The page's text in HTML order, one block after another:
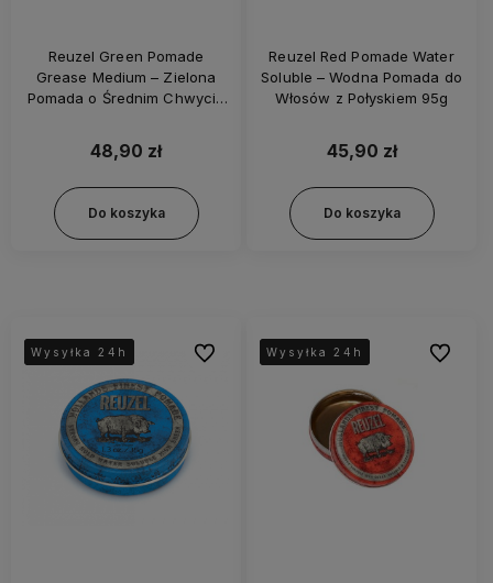
Reuzel Green Pomade
Grease Medium – Zielona
Pomada o Średnim Chwycie
48,90 zł
Do koszyka
Reuzel Red Pomade Water
Soluble – Wodna Pomada do
Włosów z Połyskiem 95g
45,90 zł
Do koszyka
Wysyłka 24h
Wysyłka 24h
Wysyłka 24h Do ulubionychWysyłka 24h
Wysyłka 24h
Wysyłka 24h Do